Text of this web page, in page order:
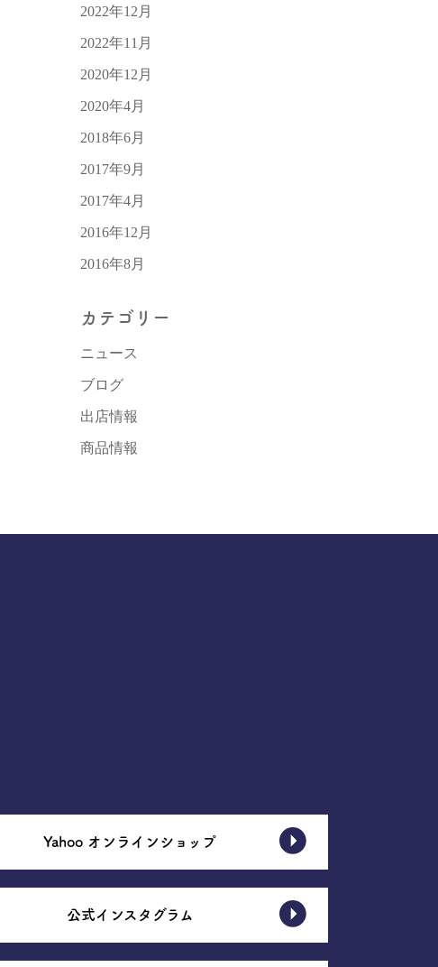
2022年12月
2022年11月
2020年12月
2020年4月
2018年6月
2017年9月
2017年4月
2016年12月
2016年8月
カテゴリー
ニュース
ブログ
出店情報
商品情報
Yahoo オンラインショップ
公式インスタグラム